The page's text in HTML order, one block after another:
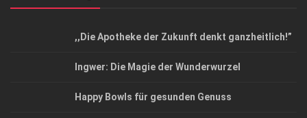
,,Die Apotheke der Zukunft denkt ganzheitlich!”
Ingwer: Die Magie der Wunderwurzel
Happy Bowls für gesunden Genuss